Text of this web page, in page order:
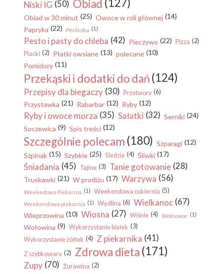
Niski IG (50) Obiad
Obiad w 30 minut (25) Owoce w roli głównej (14)
Papryka (22) Perliczka (1)
Pesto i pasty do chleba (42) Pieczywo (22) Pizza (2)
Placki (2) Płatki owsiane (13) polecane (10)
Pomidory (11)
Przekąski i dodatki do dań (124)
Przepisy dla biegaczy (30) Przetwory (6)
Przystawka (21) Rabarbar (12) Ryby (12)
Ryby i owoce morza (35) Sałatki (32) Serniki (24)
Soczewica (9) Spis treści (12)
Szczególnie polecam (180) Szparagi (12)
Szpinak (15) Szybkie (25) Śledzie (4) Śliwki (17)
Śniadania (45) Tajine (3) Tanie gotowanie (28)
Truskawki (21) W prodiżu (17) Warzywa (56)
Weekedowa Piekarnia (1) Weekendowa cukiernia (5)
Weekendowa piekarnia (1) Wędlina (6) Wielkanoc (67)
Wieprzowina (10) Wiosna (27) Wiśnie (4) Wolnowar (1)
Wołowina (9) Wykorzystanie białek (3)
Wykorzystanie żółtek (4) Z piekarnika (41)
Z szybkowaru (2) Zdrowa dieta (171)
Zupy (70) Żurawina (2)